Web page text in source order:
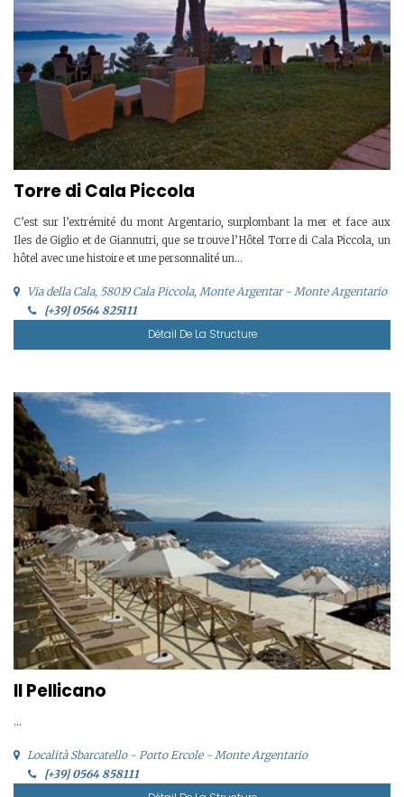
Torre di Cala Piccola
C’est sur l’extrémité du mont Argentario, surplombant la mer et face aux
Iles de Giglio et de Giannutri, que se trouve l’Hôtel Torre di Cala Piccola, un
hôtel avec une histoire et une personnalité un...
Via della Cala, 58019 Cala Piccola, Monte Argentar - Monte Argentario
[+39] 0564 825111
Détail De La Structure
Il Pellicano
...
Località Sbarcatello - Porto Ercole - Monte Argentario
[+39] 0564 858111